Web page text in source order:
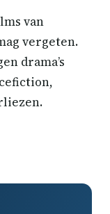
van
vergeten.
drama’s